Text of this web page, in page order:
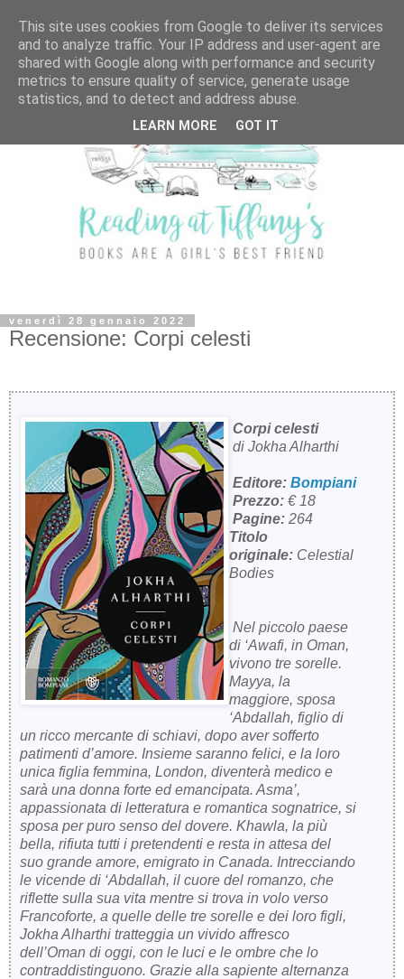
venerdì 28 gennaio 2022
Recensione: Corpi celesti
Corpi celesti
di Jokha Alharthi
Editore:Bompiani
Prezzo: € 18
Pagine:264
Titolo
originale: Celestial
Bodies
Nel piccolo paese
di ‘Awafi, in Oman,
vivono tre sorelle.
Mayya, la
maggiore, sposa
‘Abdallah, figlio di
un ricco mercante di schiavi, dopo aver sofferto
patimenti d’amore. Insieme saranno felici, e la loro
unica figlia femmina, London, diventerà medico e
sarà una donna forte ed emancipata. Asma’,
appassionata di letteratura e romantica sognatrice, si
sposa per puro senso del dovere. Khawla, la più
bella, rifiuta tutti i pretendenti e resta in attesa del
suo grande amore, emigrato in Canada. Intrecciando
le vicende di ‘Abdallah, il cuore del romanzo, che
riflette sulla sua vita mentre si trova in volo verso
Francoforte, a quelle delle tre sorelle e dei loro figli,
Jokha Alharthi tratteggia un vivido affresco
dell’Oman di oggi, con le luci e le ombre che lo
contraddistinguono. Grazie alla sapiente alternanza
This site uses cookies from Google to deliver its services
and to analyze traffic. Your IP address and user-agent are
shared with Google along with performance and security
metrics to ensure quality of service, generate usage
statistics, and to detect and address abuse.
LEARN MORE GOT IT